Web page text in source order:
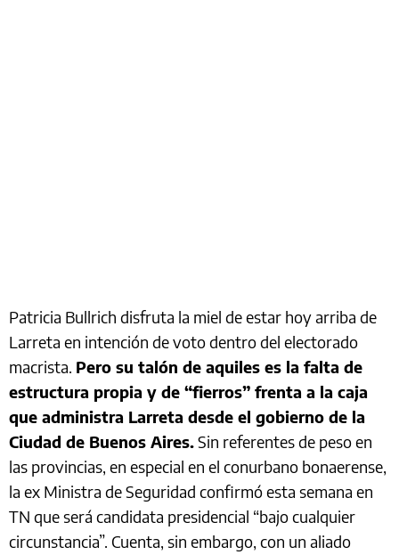
Patricia Bullrich disfruta la miel de estar hoy arriba de
Larreta en intención de voto dentro del electorado
macrista. Pero su talón de aquiles es la falta de
estructura propia y de “fierros” frenta a la caja
que administra Larreta desde el gobierno de la
Ciudad de Buenos Aires.Sin referentes de peso en
las provincias, en especial en el conurbano bonaerense,
la ex Ministra de Seguridad confirmó esta semana en
TN que será candidata presidencial “bajo cualquier
circunstancia”. Cuenta, sin embargo, con un aliado